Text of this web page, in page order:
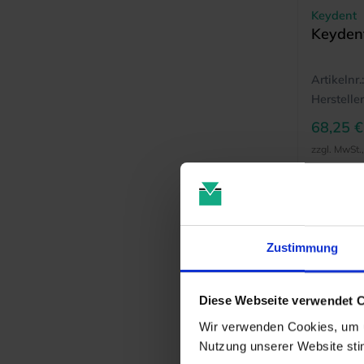
Zustimmung
Diese Webseite verwendet
Wir verwenden Cookies,
Nutzung unserer Website
Keydent
Artikelnr.:
68,25 €
zzgl.